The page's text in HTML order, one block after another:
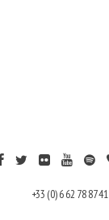
+33 (0) 6 62 78 87 41